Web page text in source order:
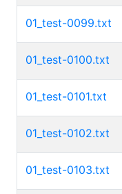
01_test-0099.txt
01_test-0100.txt
01_test-0101.txt
01_test-0102.txt
01_test-0103.txt